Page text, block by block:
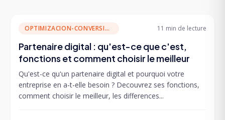
OPTIMIZACION-CONVERSION 11 min de lecture
Partenaire digital : qu'est-ce que c'est,
fonctions et comment choisir le meilleur
Qu'est-ce qu'un partenaire digital et pourquoi votre
entreprise en a-t-elle besoin ? Decouvrez ses fonctions,
comment choisir le meilleur, les differences...